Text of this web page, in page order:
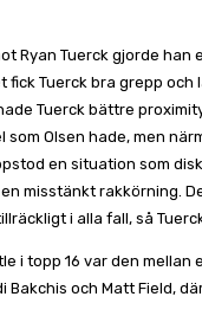
Ryan Tuerck gjorde han
fick Tuerck bra grepp och
Tuerck bättre
som Olsen hade, men
en situation som
misstänkt rakkörning.
i alla fall, så
i topp 16 var den mellan
och Matt Field,